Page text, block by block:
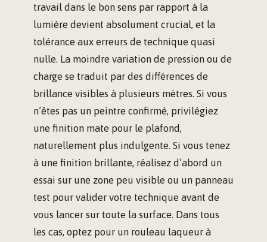
travail dans le bon sens par rapport à la
lumière devient absolument crucial, et la
tolérance aux erreurs de technique quasi
nulle. La moindre variation de pression ou de
charge se traduit par des différences de
brillance visibles à plusieurs mètres. Si vous
n’êtes pas un peintre confirmé, privilégiez
une finition mate pour le plafond,
naturellement plus indulgente. Si vous tenez
à une finition brillante, réalisez d’abord un
essai sur une zone peu visible ou un panneau
test pour valider votre technique avant de
vous lancer sur toute la surface. Dans tous
les cas, optez pour un rouleau laqueur à